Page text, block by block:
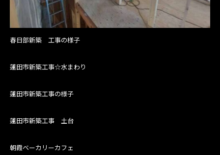
春日部新築 工事の様子
蓮田市新築工事☆水まわり
蓮田市新築工事の様子
蓮田市新築工事 土台
朝霞ベーカリーカフェ